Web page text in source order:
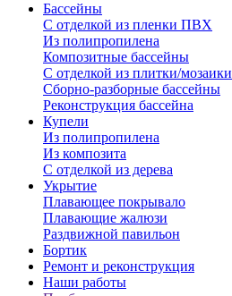
Бассейны
С отделкой из пленки ПВХ
Из полипропилена
Композитные бассейны
С отделкой из плитки/мозаики
Сборно-разборные бассейны
Реконструкция бассейна
Купели
Из полипропилена
Из композита
С отделкой из дерева
Укрытие
Плавающее покрывало
Плавающие жалюзи
Раздвижной павильон
Бортик
Ремонт и реконструкция
Наши работы